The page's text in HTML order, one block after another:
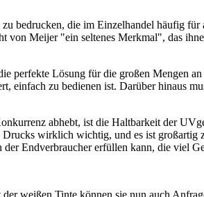
bedrucken, die im Einzelhandel häufig für
von Meijer "ein seltenes Merkmal", das
perfekte Lösung für die großen Mengen
einfach zu bedienen ist. Darüber hinaus
abhebt, ist die Haltbarkeit der
wirklich wichtig, und es ist großartig
Endverbraucher erfüllen kann, die viel
weißen Tinte können sie nun auch